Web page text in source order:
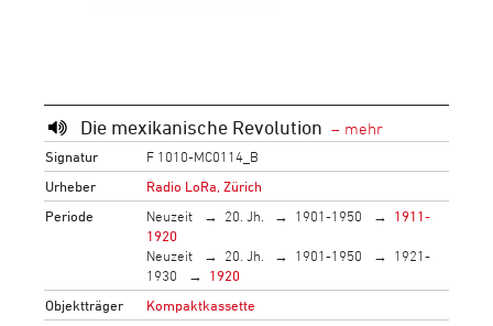
Die mexikanische Revolution
Signatur
F 1010-MC0114_B
Urheber
Radio LoRa, Zürich
Periode
Neuzeit 20. Jh. 1901-1950
1911-
1920
Neuzeit
20. Jh. 1901-1950
1921-
1930
1920
Objektträger
Kompaktkassette